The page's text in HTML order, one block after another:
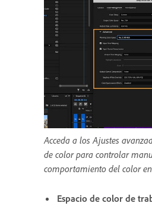
Acceda a los Ajustes
de color para controlar
comportamiento del color en
Espacio de color de